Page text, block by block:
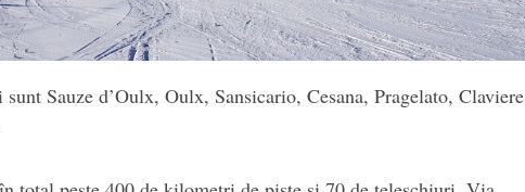
Sauze d’Oulx, Oulx, Sansicario, Cesana, Pragelato, Claviere